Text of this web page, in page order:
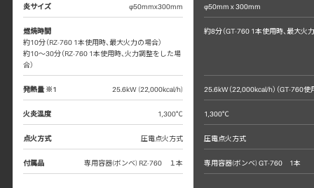
炎サイズ φ50mmx300mm
燃焼時間
約10分（RZ-760 1本使用時、最大火力の場合）
約10〜30分（RZ-760 1本使用時、火力調整をした場
合）
発熱量 ※1 25.6kW (22,000kcal/h)
火炎温度 1,300℃
点火方式 圧電点火方式
付属品 専用容器(ボンベ) RZ-760 １本
φ50mm x 300mm
約8分（GT-760 1本使用時、最大火
25.6kW（22,000kcal/h）（GT-760使
1,300℃
圧電点火方式
専用容器(ボンベ) GT-760 1本